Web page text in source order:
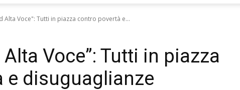
Alta Voce": Tutti in piazza contro povertà e...
Voce”: Tutti in piazza
e disuguaglianze